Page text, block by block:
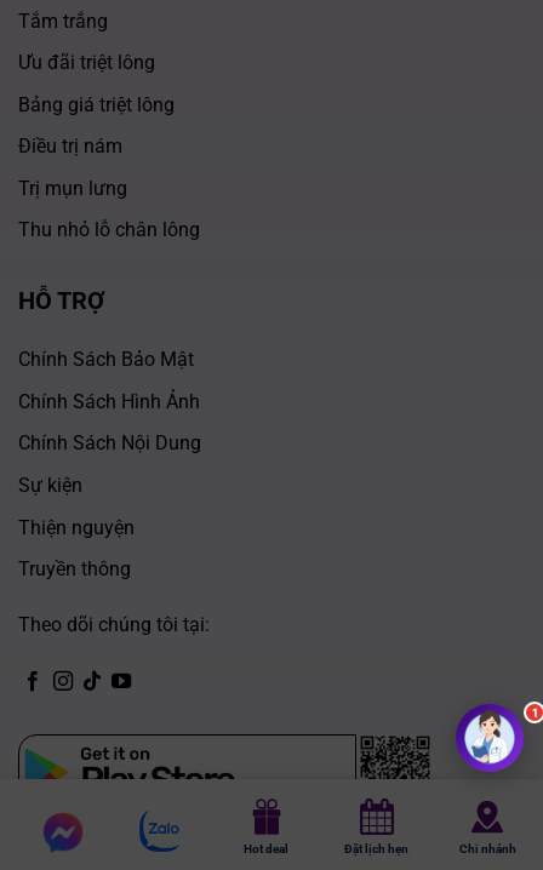
Tắm trắng
Ưu đãi triệt lông
Bảng giá triệt lông
Điều trị nám
Trị mụn lưng
Thu nhỏ lỗ chân lông
HỖ TRỢ
Chính Sách Bảo Mật
Chính Sách Hình Ảnh
Chính Sách Nội Dung
Sự kiện
Thiện nguyện
Truyền thông
Theo dõi chúng tôi tại:
CH Play
App Store
Chat
messenger
Chat
Hot deal Đặt lịch hẹn Chi nhánh